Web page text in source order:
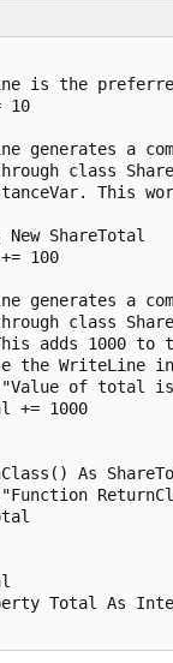
is the
10
generates a
class
This
New ShareTotal
100
generates a
class
adds 1000 to
the WriteLine
of total
+= 1000
As
Total As